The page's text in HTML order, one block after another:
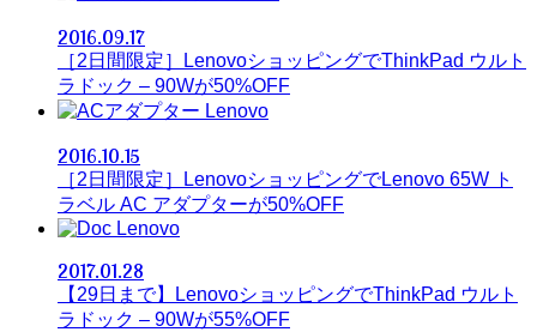
2016.09.17
［2日間限定］LenovoショッピングでThinkPad ウルト
ラドック – 90Wが50%OFF
Lenovo
2016.10.15
［2日間限定］LenovoショッピングでLenovo 65W ト
ラベル AC アダプターが50%OFF
Lenovo
2017.01.28
【29日まで】LenovoショッピングでThinkPad ウルト
ラドック – 90Wが55%OFF